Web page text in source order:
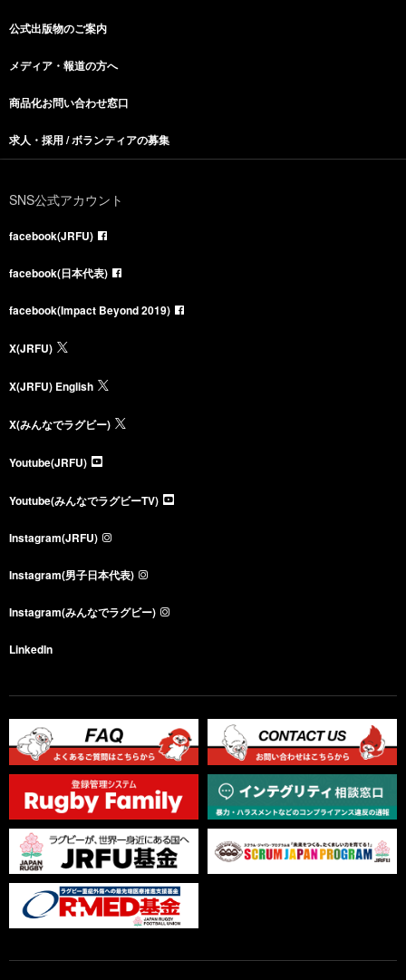
公式出版物のご案内
メディア・報道の方へ
商品化お問い合わせ窓口
求人・採用 / ボランティアの募集
SNS公式アカウント
facebook(JRFU)
facebook(日本代表)
facebook(Impact Beyond 2019)
X(JRFU)
X(JRFU) English
X(みんなでラグビー)
Youtube(JRFU)
Youtube(みんなでラグビーTV)
Instagram(JRFU)
Instagram(男子日本代表)
Instagram(みんなでラグビー)
LinkedIn